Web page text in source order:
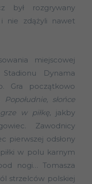
był rozgrywany
nie zdążyli nawet
miejscowej
Dynama
Gra początkowo
Popołudnie, słońce
w piłkę, jakby
Zawodnicy
pierwszej odsłony
w polu karnym
nogi… Tomasza
strzelców polskiej